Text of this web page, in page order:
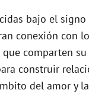
bajo el
conexión con
que comparten
construir
del amor y